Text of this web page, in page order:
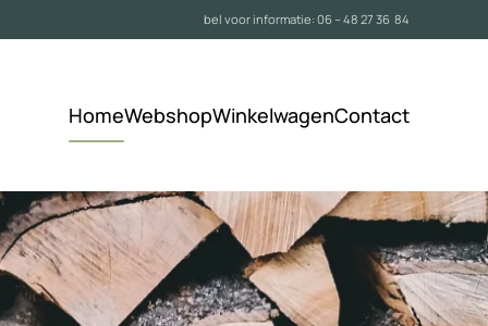
bel voor informatie:06 – 48 27 36 84
HomeWebshopWinkelwagenContact